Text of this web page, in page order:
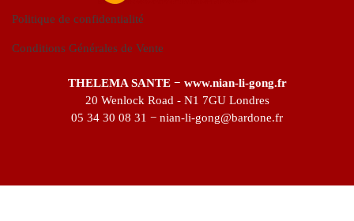
Politique de confidentialité
Conditions Générales de Vente
THELEMA SANTE − www.nian-li-gong.fr
20 Wenlock Road - N1 7GU Londres
05 34 30 08 31 − nian-li-gong@bardone.fr